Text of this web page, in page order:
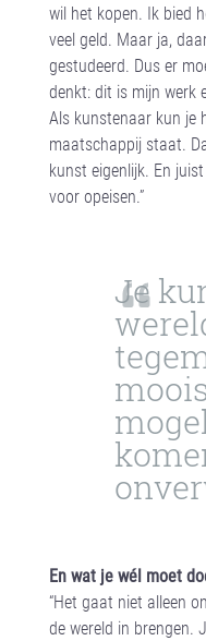
wil het kopen. Ik bied
veel geld. Maar ja,
gestudeerd. Dus er
denkt: dit is mijn werk
Als kunstenaar kun je
maatschappij staat.
kunst eigenlijk. En
voor opeisen.”
Je
En wat je wél moet
“Het gaat niet alleen
de wereld in brengen.